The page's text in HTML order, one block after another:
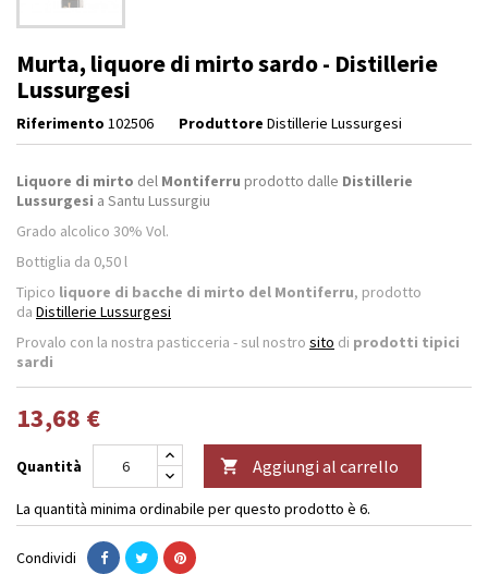
Murta, liquore di mirto sardo - Distillerie
Lussurgesi
Riferimento 102506 Produttore Distillerie Lussurgesi
Liquore di mirto del Montiferru prodotto dalle Distillerie
Lussurgesi a Santu Lussurgiu
Grado alcolico 30% Vol.
Bottiglia da 0,50 l
Tipico liquore di bacche di mirto del Montiferru, prodotto
da Distillerie Lussurgesi
Provalo con la nostra pasticceria - sul nostro sito di prodotti tipici
sardi
13,68 €
Quantità  Aggiungi al carrello
La quantità minima ordinabile per questo prodotto è 6.
Condividi